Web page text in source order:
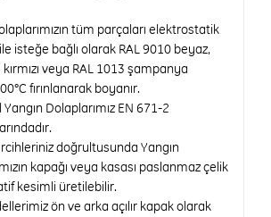
tüm parçaları elektrostatik
isteğe bağlı olarak RAL 9010 beyaz,
kırmızı veya RAL 1013 şampanya
fırınlanarak boyanır.
Dolaplarımız EN 671-2
doğrultusunda Yangın
kapağı veya kasası paslanmaz çelik
kesimli üretilebilir.
ön ve arka açılır kapak olarak